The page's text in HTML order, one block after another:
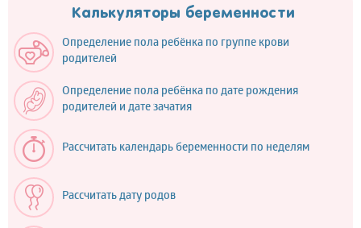
Калькуляторы беременности
Определение пола ребёнка по группе крови
родителей
Определение пола ребёнка по дате рождения
родителей и дате зачатия
Рассчитать календарь беременности по неделям
Рассчитать дату родов